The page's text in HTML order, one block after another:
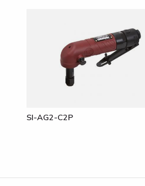
SI-AG2-C2P